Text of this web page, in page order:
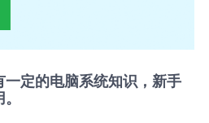
一定的电脑系统知识，新手